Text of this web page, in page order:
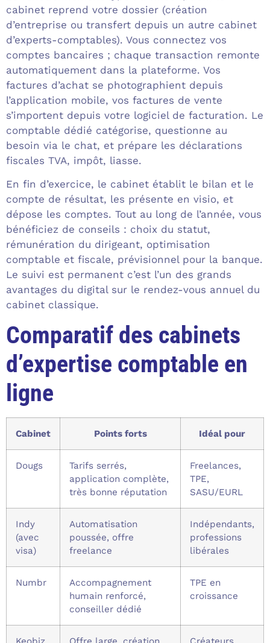
cabinet reprend votre dossier (création
d’entreprise ou transfert depuis un autre cabinet
d’experts-comptables). Vous connectez vos
comptes bancaires ; chaque transaction remonte
automatiquement dans la plateforme. Vos
factures d’achat se photographient depuis
l’application mobile, vos factures de vente
s’importent depuis votre logiciel de facturation. Le
comptable dédié catégorise, questionne au
besoin via le chat, et prépare les déclarations
fiscales TVA, impôt, liasse.
En fin d’exercice, le cabinet établit le bilan et le
compte de résultat, les présente en visio, et
dépose les comptes. Tout au long de l’année, vous
bénéficiez de conseils : choix du statut,
rémunération du dirigeant, optimisation
comptable et fiscale, prévisionnel pour la banque.
Le suivi est permanent c’est l’un des grands
avantages du digital sur le rendez-vous annuel du
cabinet classique.
Comparatif des cabinets
d’expertise comptable en
ligne
Cabinet Points forts Idéal pour
Dougs
Tarifs serrés,
application complète,
très bonne réputation
Freelances,
TPE,
SASU/EURL
Indy
(avec
visa)
Automatisation
poussée, offre
freelance
Indépendants,
professions
libérales
Numbr
Accompagnement
humain renforcé,
conseiller dédié
TPE en
croissance